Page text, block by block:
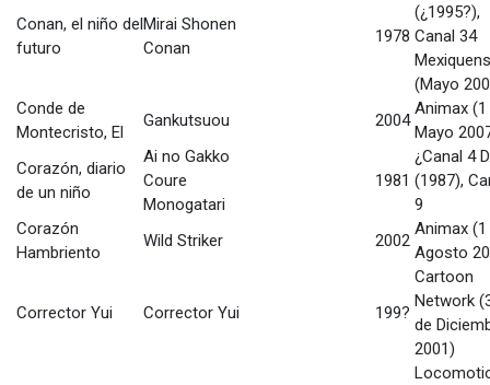
Conan, el niño del
futuro
Mirai Shonen
Conan
1978
(¿1995?),
Canal 34
(Mayo
Conde de
Montecristo, El
Gankutsuou 2004
Animax (1
Mayo
Corazón, diario
de un niño
Ai no Gakko
Coure
Monogatari
1981
¿Canal 4
(1987),
9
Corazón
Hambriento
Wild Striker 2002
Animax (1
Agosto
Corrector Yui Corrector Yui 199?
Cartoon
Network
de
2001)